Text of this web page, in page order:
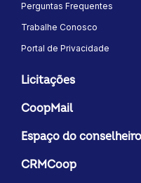
Perguntas Frequentes
Trabalhe Conosco
Portal de Privacidade
Licitações
CoopMail
Espaço do conselheiro
CRMCoop